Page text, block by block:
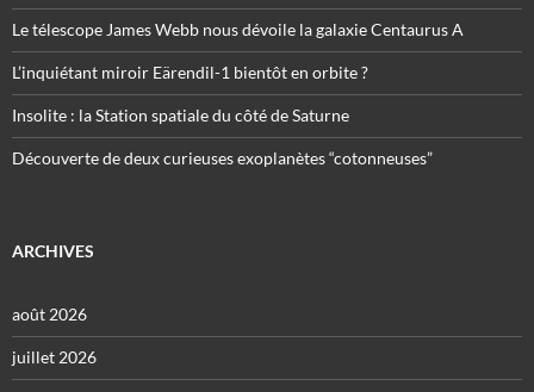
Le télescope James Webb nous dévoile la galaxie Centaurus A
L’inquiétant miroir Eärendil-1 bientôt en orbite ?
Insolite : la Station spatiale du côté de Saturne
Découverte de deux curieuses exoplanètes “cotonneuses”
ARCHIVES
août 2026
juillet 2026